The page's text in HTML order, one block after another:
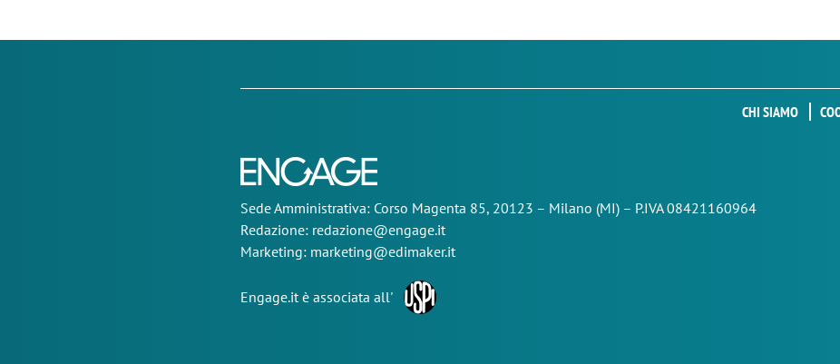
CHI SIAMO
SedeAmministrativa: Corso Magenta 85, 20123 – Milano (MI) – P.IVA 08421160964
Redazione: redazione@engage.it
Marketing: marketing@edimaker.it
Engage.it è associata all'